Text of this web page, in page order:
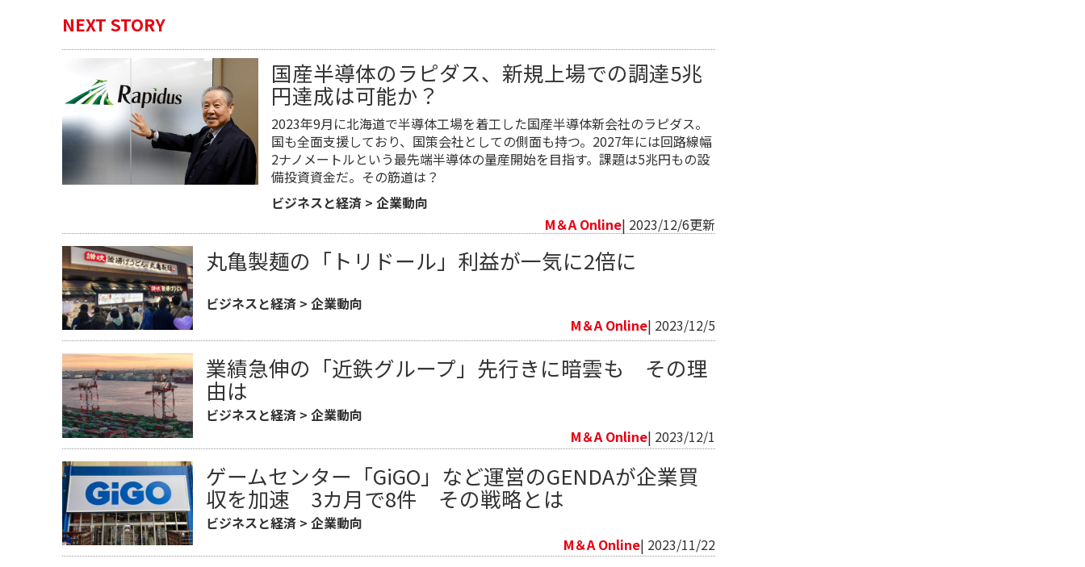
NEXT STORY
国産半導体のラピダス、新規上場での調達5兆
円達成は可能か？
2023年9月に北海道で半導体工場を着工した国産半導体新会社のラピダス。
国も全面支援しており、国策会社としての側面も持つ。2027年には回路線幅
2ナノメートルという最先端半導体の量産開始を目指す。課題は5兆円もの設
備投資資金だ。その筋道は？
ビジネスと経済> 企業動向
M＆A Online| 2023/12/6更新
丸亀製麺の「トリドール」利益が一気に2倍に
ビジネスと経済 >企業動向
M＆A Online| 2023/12/5
業績急伸の「近鉄グループ」先行きに暗雲も その理
由は
ビジネスと経済 >企業動向
M＆A Online| 2023/12/1
ゲームセンター「GiGO」など運営のGENDAが企業買
収を加速 3カ月で8件 その戦略とは
ビジネスと経済 >企業動向
M＆A Online| 2023/11/22